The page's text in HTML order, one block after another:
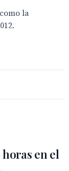
la
horas en el